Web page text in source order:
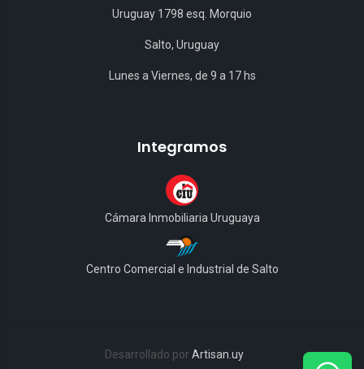
Uruguay 1798 esq. Morquio
Salto, Uruguay
Lunes a Viernes, de 9 a 17 hs
Integramos
Cámara Inmobiliaria Uruguaya
Centro Comercial e Industrial de Salto
Desarrollado por Artisan.uy